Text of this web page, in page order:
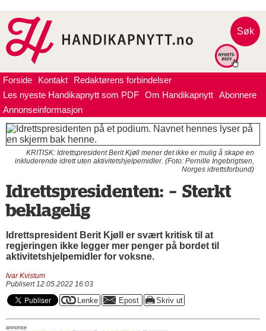
Søk
Forside Kontakt
Redaktørens forbindelser
Les nyeste Handikapnytt som PDF Om Handikapnytt Abonnere
Annonseinformasjon
KRITISK: Idrettspresident Berit Kjøll mener det ikke er mulig å skape en
inkluderende idrett uten aktivitetshjelpemidler. (Foto: Pernille Ingebrigtsen,
Norges idrettsforbund)
Idrettspresidenten: – Sterkt
beklagelig
Idrettspresident Berit Kjøll er svært kritisk til at
regjeringen ikke legger mer penger på bordet til
aktivitetshjelpemidler for voksne.
Ivar Kvistum
Publisert 12.05.2022 16:03
annonse